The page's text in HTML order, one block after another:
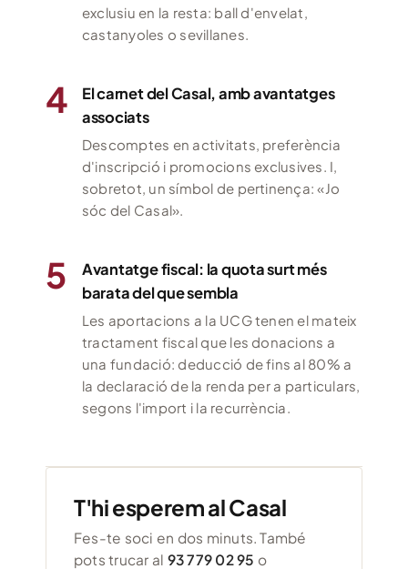
exclusiu en la resta: ball d'envelat,
castanyoles o sevillanes.
4
El carnet del Casal, amb avantatges
associats
Descomptes en activitats, preferència
d'inscripció i promocions exclusives. I,
sobretot, un símbol de pertinença: «Jo
sóc del Casal».
5
Avantatge fiscal: la quota surt més
barata del que sembla
Les aportacions a la UCG tenen el mateix
tractament fiscal que les donacions a
una fundació: deducció de fins al 80% a
la declaració de la renda per a particulars,
segons l'import i la recurrència.
T'hi esperem al Casal
Fes-te soci en dos minuts. També
pots trucar al 93 779 02 95 o